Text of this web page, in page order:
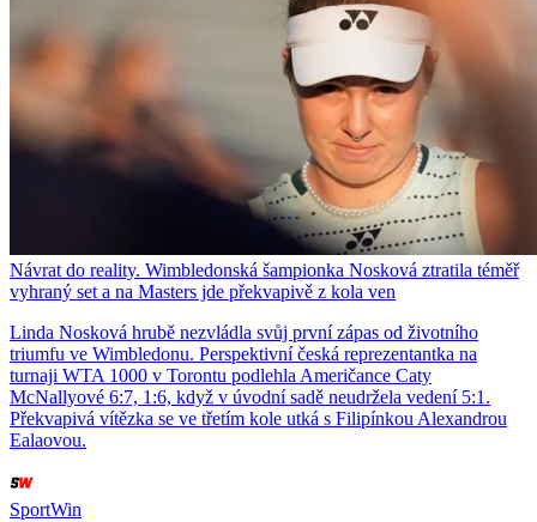
Návrat do reality. Wimbledonská šampionka Nosková ztratila téměř
vyhraný set a na Masters jde překvapivě z kola ven
Linda Nosková hrubě nezvládla svůj první zápas od životního
triumfu ve Wimbledonu. Perspektivní česká reprezentantka na
turnaji WTA 1000 v Torontu podlehla Američance Caty
McNallyové 6:7, 1:6, když v úvodní sadě neudržela vedení 5:1.
Překvapivá vítězka se ve třetím kole utká s Filipínkou Alexandrou
Ealaovou.
SportWin